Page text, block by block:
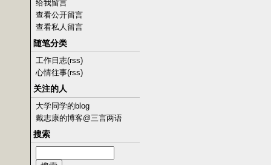
给我留言
查看公开留言
查看私人留言
随笔分类
工作日志(rss)
心情往事(rss)
关注的人
大学同学的blog
戴志康的博客@三言两语
搜索